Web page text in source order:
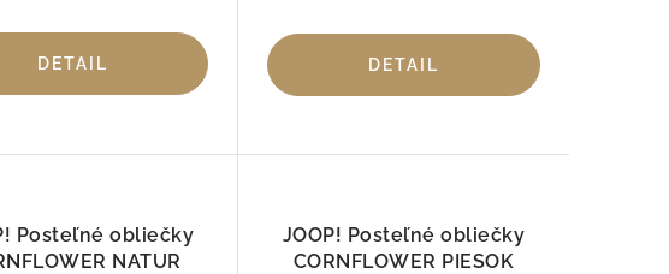
DETAIL DETAIL
Posteľné obliečky
NATUR
JOOP! Posteľné obliečky
CORNFLOWER PIESOK